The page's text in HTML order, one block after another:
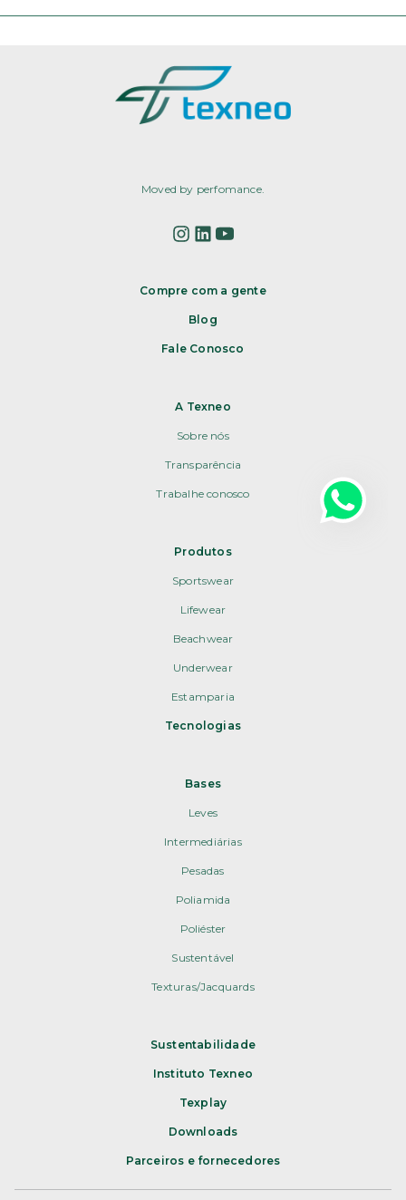
Moved by perfomance.
Compre com a gente
Blog
Fale Conosco
A Texneo
Sobre nós
Transparência
Trabalhe conosco
Produtos
Sportswear
Lifewear
Beachwear
Underwear
Estamparia
Tecnologias
Bases
Leves
Intermediárias
Pesadas
Poliamida
Poliéster
Sustentável
Texturas/Jacquards
Sustentabilidade
Instituto Texneo
Texplay
Downloads
Parceiros e fornecedores